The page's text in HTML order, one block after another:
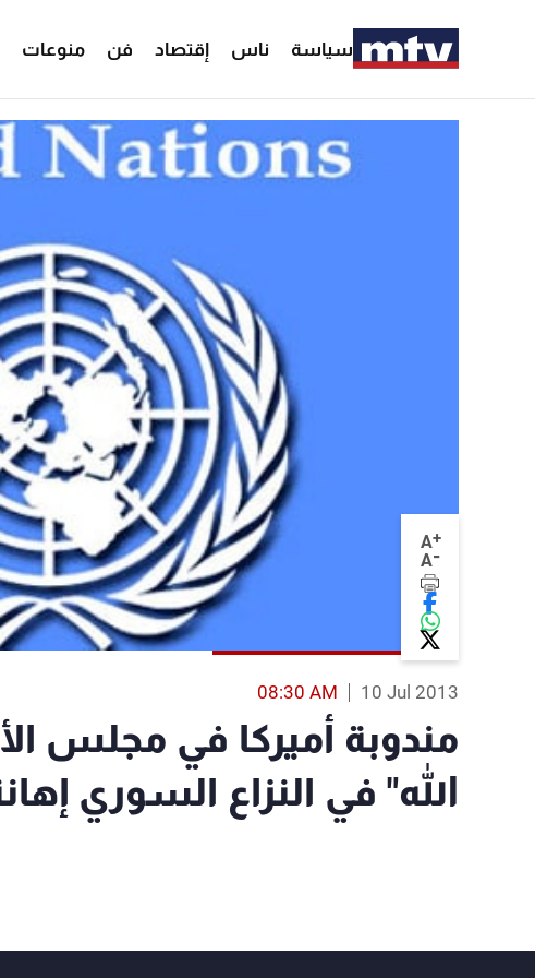
سياسة ناس إقتصاد فن منوعات
A+
A-
10 Jul 2013
08:30 AM
مندوبة أميركا في مجلس
الله" في النزاع السوري